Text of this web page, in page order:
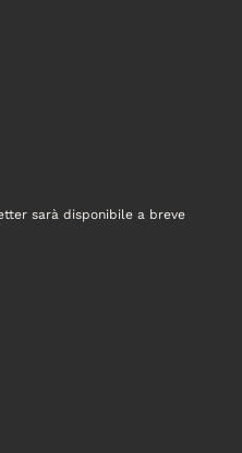
sarà disponibile a breve